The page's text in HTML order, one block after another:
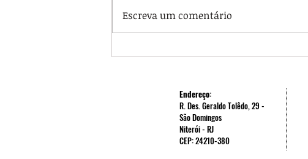
Portaria regulamenta jornada
Escreva um comentário
Endereço:
R. Des. Geraldo Tolêdo, 29 -
São Domingos
Niterói - RJ
CEP: 24210-380